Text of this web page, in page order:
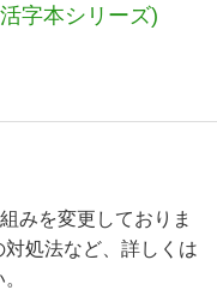
字本シリーズ)
みを変更しておりま
処法など、詳しくは